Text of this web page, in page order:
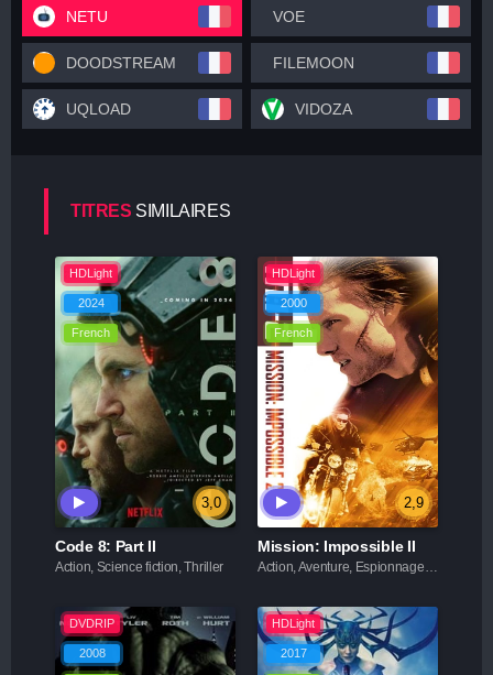
NETU VOE
DOODSTREAM FILEMOON
UQLOAD VIDOZA
TITRES SIMILAIRES
HDLight
2024
French
3,0
Code 8: Part II
Action, Science fiction, Thriller
HDLight
2000
French
2,9
Mission: Impossible II
Action, Aventure, Espionnage, Thriller
DVDRIP
2008
HDLight
2017